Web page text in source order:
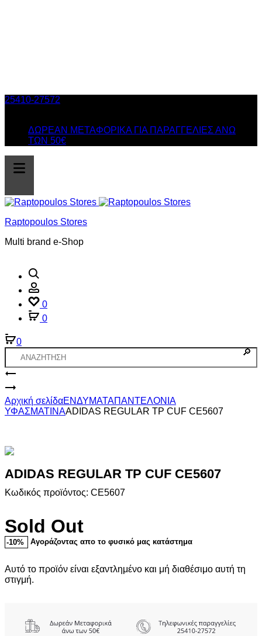
25410-27572
ΔΩΡΕΑΝ ΜΕΤΑΦΟΡΙΚΑ ΓΙΑ ΠΑΡΑΓΓΕΛΙΕΣ ΑΝΩ
ΤΩΝ 50€
Raptopoulos Stores
Multi brand e-Shop
0
0
0
Product
navigation
CUF
ADIDAS
SUPERSTAR
PANTS
Αρχική σελίδαΕΝΔΥΜΑΤΑΠΑΝΤΕΛΟΝΙΑ
ΥΦΑΣΜΑΤΙΝΑADIDAS REGULAR TP CUF CE5607
ADIDAS REGULAR TP CUF CE5607
Κωδικός προϊόντος: CE5607
Sold Out
-10% Αγοράζοντας απο το φυσικό μας κατάστημα
Αυτό το προϊόν είναι εξαντλημένο και μή διαθέσιμο αυτή τη
στιγμή.